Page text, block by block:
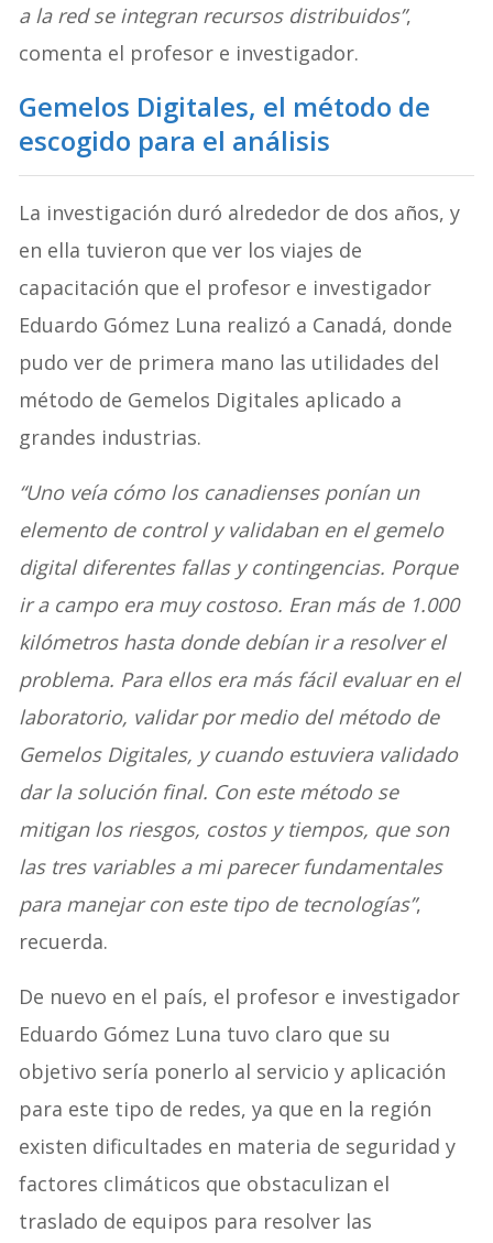
a la red se integran recursos distribuidos”,
comenta el profesor e investigador.
Gemelos Digitales, el método de
escogido para el análisis
La investigación duró alrededor de dos años, y
en ella tuvieron que ver los viajes de
capacitación que el profesor e investigador
Eduardo Gómez Luna realizó a Canadá, donde
pudo ver de primera mano las utilidades del
método de Gemelos Digitales aplicado a
grandes industrias.
“Uno veía cómo los canadienses ponían un
elemento de control y validaban en el gemelo
digital diferentes fallas y contingencias. Porque
ir a campo era muy costoso. Eran más de 1.000
kilómetros hasta donde debían ir a resolver el
problema. Para ellos era más fácil evaluar en el
laboratorio, validar por medio del método de
Gemelos Digitales, y cuando estuviera validado
dar la solución final. Con este método se
mitigan los riesgos, costos y tiempos, que son
las tres variables a mi parecer fundamentales
para manejar con este tipo de tecnologías”,
recuerda.
De nuevo en el país, el profesor e investigador
Eduardo Gómez Luna tuvo claro que su
objetivo sería ponerlo al servicio y aplicación
para este tipo de redes, ya que en la región
existen dificultades en materia de seguridad y
factores climáticos que obstaculizan el
traslado de equipos para resolver las